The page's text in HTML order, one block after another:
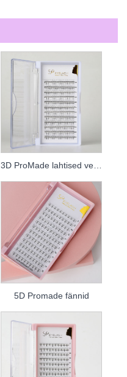
5D Promade fännid